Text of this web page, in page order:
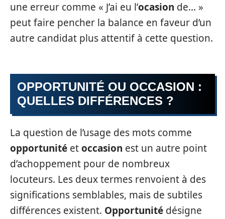
une erreur comme « J’ai eu l’ocasion de… »
peut faire pencher la balance en faveur d’un
autre candidat plus attentif à cette question.
OPPORTUNITÉ OU OCCASION :
QUELLES DIFFÉRENCES ?
La question de l’usage des mots comme
opportunité etoccasion est un autre point
d’achoppement pour de nombreux
locuteurs. Les deux termes renvoient à des
significations semblables, mais de subtiles
différences existent. Opportunité désigne